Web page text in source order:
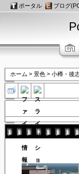
ホーム > 景色 > 小樽・後
ポータル ブログ